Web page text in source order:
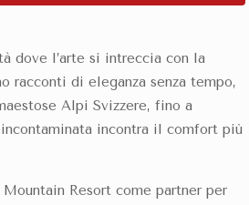
dove l’arte si intreccia con la
racconti di eleganza senza tempo,
Alpi Svizzere, fino a
incontra il comfort più
Resort come partner per